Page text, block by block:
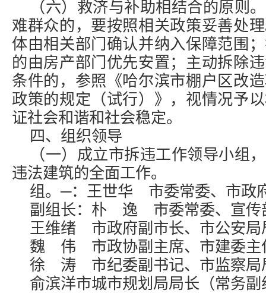
（六）救济与补助相结合的原则
难群众的，要按照相关政策妥善处
体由相关部门确认并纳入保障范围
的由房产部门优先安置；主动拆除
条件的，参照《哈尔滨市棚户区改
政策的规定（试行）》，视情况予
证社会和谐和社会稳定。
四、组织领导
（一）成立市拆违工作领导小组
违法建筑的全面工作。
组。─：王世华 市委常委、市政
副组长：朴 逸 市委常委、宣传
王维绪 市政府副市长、市公安局
魏 伟 市政协副主席、市建委主
徐 涛 市纪委副书记、市监察局
俞滨洋市城市规划局局长（常务副